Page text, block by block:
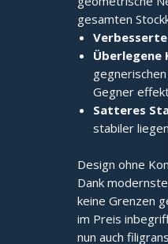
gesamten
Gegner
Satteres
stabiler
Design ohne
Dank
keine Grenzen
im Preis
nun auch